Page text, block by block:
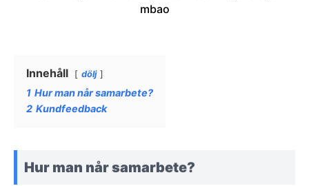
mbao
Innehåll dölj
1 Hur man når samarbete?
2 Kundfeedback
Hur man når samarbete?